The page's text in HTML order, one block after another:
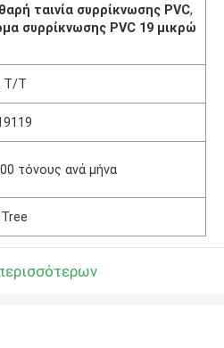
ταινία συρρίκνωσης PVC,
συρρίκνωσης PVC 19 μικρώ
Τ/Τ
τόνους ανά μήνα